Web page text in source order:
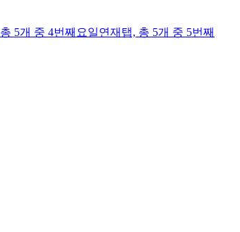
총 5개 중 4번째 요일연재 탭, 총 5개 중 5번째